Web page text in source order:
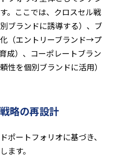
。ここでは、クロスセル戦
ブランドに誘導する）、ブ
（エントリーブランド→プ
成）、コーポレートブラン
性を個別ブランドに活用）
略の再設計
ポートフォリオに基づき、
ます。